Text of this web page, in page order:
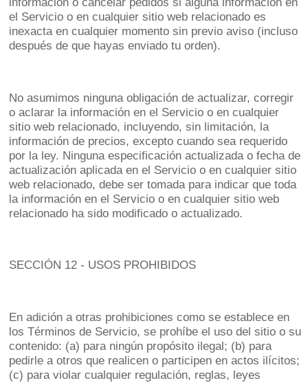
el Servicio o en cualquier sitio web relacionado es
inexacta en cualquier momento sin previo aviso (incluso
después de que hayas enviado tu orden).
No asumimos ninguna obligación de actualizar, corregir
o aclarar la información en el Servicio o en cualquier
sitio web relacionado, incluyendo, sin limitación, la
información de precios, excepto cuando sea requerido
por la ley. Ninguna especificación actualizada o fecha de
actualización aplicada en el Servicio o en cualquier sitio
web relacionado, debe ser tomada para indicar que toda
la información en el Servicio o en cualquier sitio web
relacionado ha sido modificado o actualizado.
SECCIÓN 12 - USOS PROHIBIDOS
En adición a otras prohibiciones como se establece en
los Términos de Servicio, se prohíbe el uso del sitio o su
contenido: (a) para ningún propósito ilegal; (b) para
pedirle a otros que realicen o participen en actos ilícitos;
(c) para violar cualquier regulación, reglas, leyes